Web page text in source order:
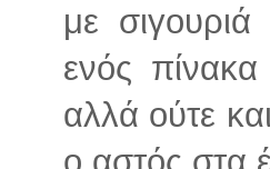
με
ενός
αλλά ούτε
ο αστός στα